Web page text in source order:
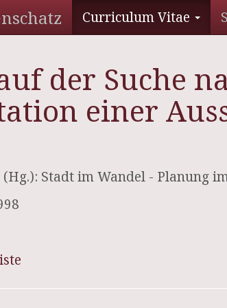
Curriculum Vitae
der Suche
einer
Stadt im Wandel - Planung